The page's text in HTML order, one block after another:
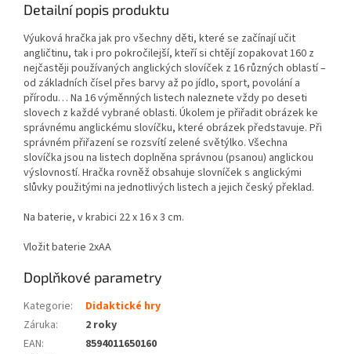
Detailní popis produktu
Výuková hračka jak pro všechny děti, které se začínají učit
angličtinu, tak i pro pokročilejší, kteří si chtějí zopakovat 160 z
nejčastěji používaných anglických slovíček z 16 různých oblastí –
od základních čísel přes barvy až po jídlo, sport, povolání a
přírodu… Na 16 výměnných listech naleznete vždy po deseti
slovech z každé vybrané oblasti. Úkolem je přiřadit obrázek ke
správnému anglickému slovíčku, které obrázek představuje. Při
správném přiřazení se rozsvítí zelené světýlko. Všechna
slovíčka jsou na listech doplněna správnou (psanou) anglickou
výslovností. Hračka rovněž obsahuje slovníček s anglickými
slůvky použitými na jednotlivých listech a jejich český překlad.
Na baterie, v krabici 22 x 16 x 3 cm.
Vložit baterie 2xAA
Doplňkové parametry
Kategorie:
Didaktické hry
Záruka:
2 roky
EAN:
8594011650160